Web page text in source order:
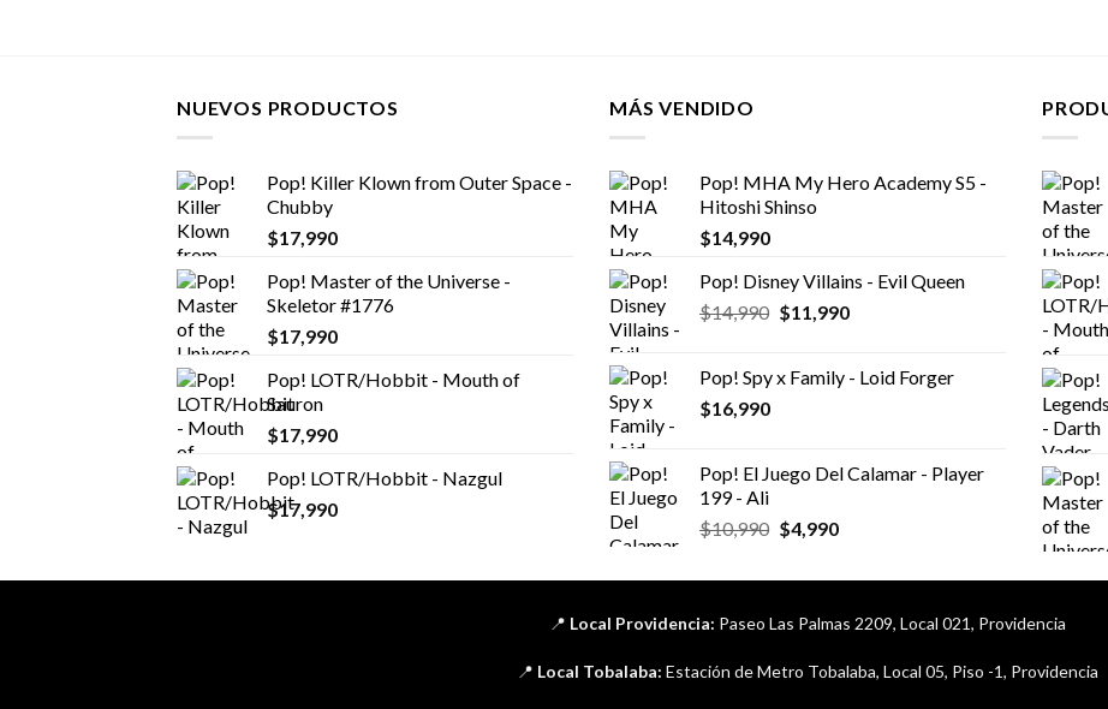
NUEVOS PRODUCTOS
Pop! Killer Klown from Outer Space -
Chubby
$17,990
Pop! Master of the Universe -
Skeletor #1776
$17,990
Pop! LOTR/Hobbit - Mouth of
Sauron
$17,990
Pop! LOTR/Hobbit - Nazgul
$17,990
MÁS VENDIDO
Pop! MHA My Hero Academy S5 -
Hitoshi Shinso
$14,990
Pop! Disney Villains - Evil Queen
$14,990 El
era:
$11,990El
es:
Pop! Spy x Family - Loid Forger
$16,990
Pop! El Juego Del Calamar - Player
199 - Ali
$10,990 El
original
$10,990.
$4,990El
actual
$4,990.
📍 Local Providencia: Paseo Las Palmas 2209, Local 021, Providencia
📍 Local Tobalaba: Estación de Metro Tobalaba, Local 05, Piso -1, Providencia